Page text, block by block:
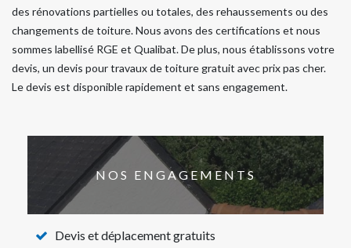
des rénovations partielles ou totales, des rehaussements ou des
changements de toiture. Nous avons des certifications et nous
sommes labellisé RGE et Qualibat. De plus, nous établissons votre
devis, un devis pour travaux de toiture gratuit avec prix pas cher.
Le devis est disponible rapidement et sans engagement.
NOS ENGAGEMENTS
Devis et déplacement gratuits